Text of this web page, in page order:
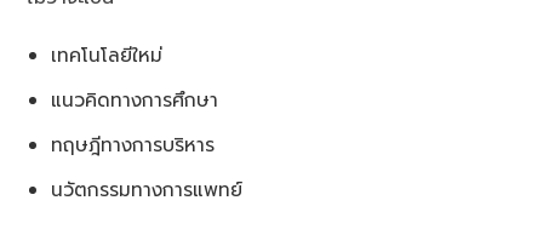
เทคโนโลยีใหม่
แนวคิดทางการศึกษา
ทฤษฎีทางการบริหาร
นวัตกรรมทางการแพทย์